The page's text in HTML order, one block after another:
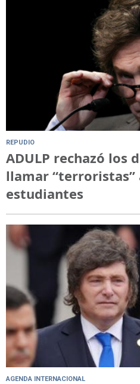
REPUDIO
ADULP rechazó los
llamar “terroristas”
estudiantes
AGENDA INTERNACIONAL